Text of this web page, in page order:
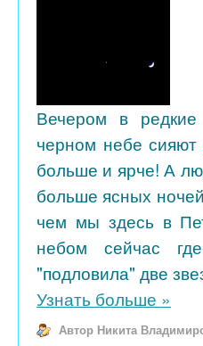
Вечером в
черном небе
больше и ярче! А
больше ясных
чем мы здесь в
небом сейчас
"подловила" две
Узнать больше »
Автор Никита